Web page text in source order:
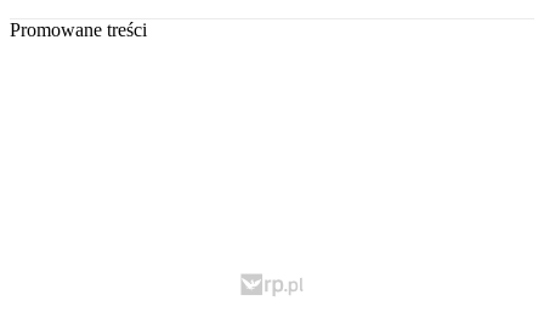
Promowane treści